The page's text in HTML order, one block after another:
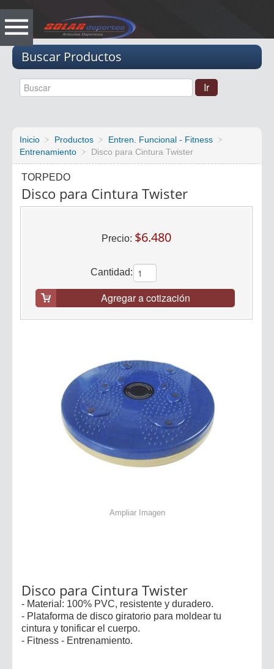
Buscar Productos
Inicio Productos
Entren. Funcional - Fitness
Entrenamiento
Disco para Cintura Twister
TORPEDO
Disco para Cintura Twister
Precio: $6.480
Cantidad:
Agregar a cotización
Ampliar Imagen
Disco para Cintura Twister
- Material: 100% PVC, resistente y duradero.
- Plataforma de disco giratorio para moldear tu
cintura y tonificar el cuerpo.
- Fitness - Entrenamiento.